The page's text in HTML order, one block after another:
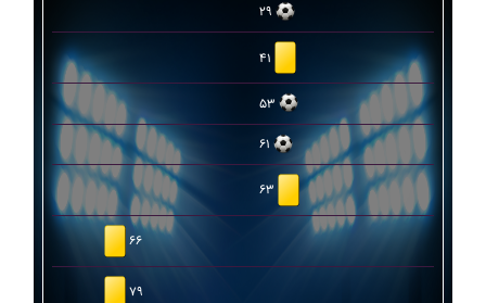
۲۹
۴۱
۵۳
۶۱
۶۳
۶۶
۷۹